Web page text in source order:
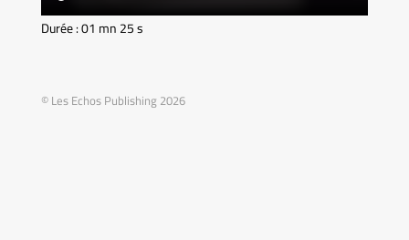
Durée : 01 mn 25 s
© Les Echos Publishing 2026